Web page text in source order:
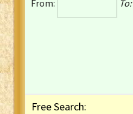
Gaelic (Scottish) Mark
From:
To:
Free Search: